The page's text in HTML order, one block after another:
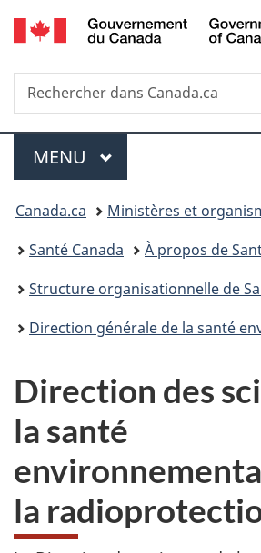
Passer
au
Passer
à
Au
du
Passer
à
version
Recherche
Rechercher
dans
Menu
MENU PRINCIPAL
Vous
êtes
ici :
Canada.ca
Ministères et
Santé Canada
À propos de
Structure organisationnelle de
Direction générale de la santé environnementale et de
Direction des
la santé
la